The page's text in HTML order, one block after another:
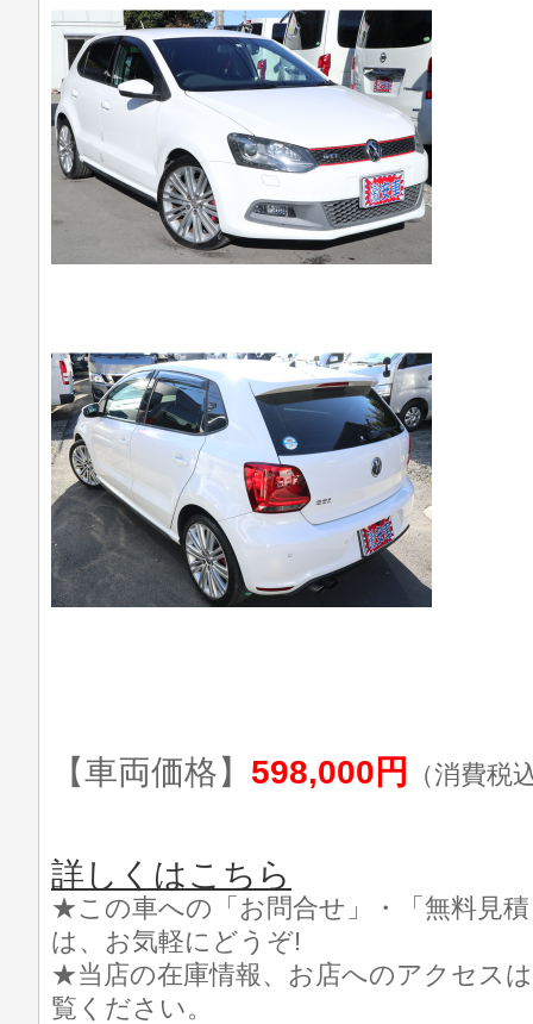
【車両価格】 598,000円 （消費税
詳しくはこちら
★この車への「お問合せ」・「無料見
は、お気軽にどうぞ!
★当店の在庫情報、お店へのアクセス
覧ください。